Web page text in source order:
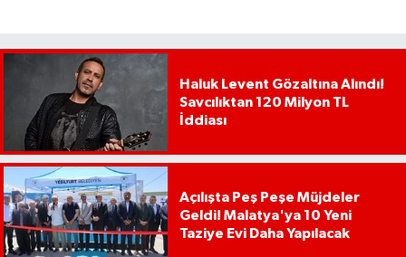
Haluk Levent Gözaltına Alındı!
Savcılıktan 120 Milyon TL
İddiası
Açılışta Peş Peşe Müjdeler
Geldi! Malatya'ya 10 Yeni
Taziye Evi Daha Yapılacak